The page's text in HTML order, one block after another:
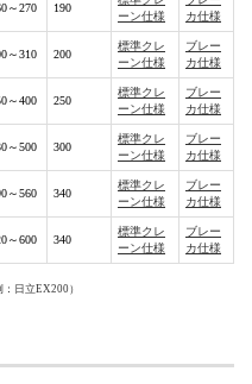
～270 190
ーン仕様
カ仕様
～310 200
標準クレ
ーン仕様
ブレー
カ仕様
～400 250
標準クレ
ーン仕様
ブレー
カ仕様
～500 300
標準クレ
ーン仕様
ブレー
カ仕様
～560 340
標準クレ
ーン仕様
ブレー
カ仕様
～600 340
標準クレ
ーン仕様
ブレー
カ仕様
日立EX200）